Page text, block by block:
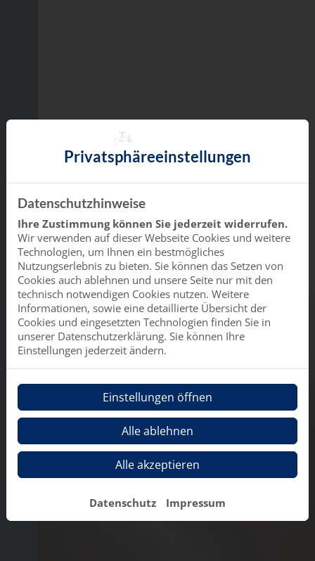
Privatsphäre­einstellungen
Datenschutzhinweise
Ihre Zustimmung können Sie jederzeit widerrufen.
Wir verwenden auf dieser Webseite Cookies und weitere
Technologien, um Ihnen ein bestmögliches
Nutzungserlebnis zu bieten. Sie können das Setzen von
Cookies auch ablehnen und unsere Seite nur mit den
technisch notwendigen Cookies nutzen. Weitere
Informationen, sowie eine detaillierte Übersicht der
Cookies und eingesetzten Technologien finden Sie in
unserer Datenschutzerklärung. Sie können Ihre
Einstellungen jederzeit ändern.
Einstellungen öffnen
Alle ablehnen
Alle akzeptieren
Datenschutz Impressum